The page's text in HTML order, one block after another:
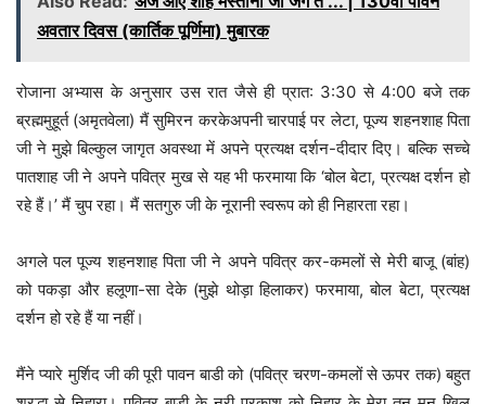
अवतार दिवस (कार्तिक पूर्णिमा) मुबारक
रोजाना अभ्यास के अनुसार उस रात जैसे ही प्रात: 3:30 से 4:00 बजे तक
ब्रह्ममुहूर्त (अमृतवेला) मैं सुमिरन करकेअपनी चारपाई पर लेटा, पूज्य शहनशाह पिता
जी ने मुझे बिल्कुल जागृत अवस्था में अपने प्रत्यक्ष दर्शन-दीदार दिए। बल्कि सच्चे
पातशाह जी ने अपने पवित्र मुख से यह भी फरमाया कि ‘बोल बेटा, प्रत्यक्ष दर्शन हो
रहे हैं।’ मैं चुप रहा। मैं सतगुरु जी के नूरानी स्वरूप को ही निहारता रहा।
अगले पल पूज्य शहनशाह पिता जी ने अपने पवित्र कर-कमलों से मेरी बाजू (बांह)
को पकड़ा और हलूणा-सा देके (मुझे थोड़ा हिलाकर) फरमाया, बोल बेटा, प्रत्यक्ष
दर्शन हो रहे हैं या नहीं।
मैंने प्यारे मुर्शिद जी की पूरी पावन बाडी को (पवित्र चरण-कमलों से ऊपर तक) बहुत